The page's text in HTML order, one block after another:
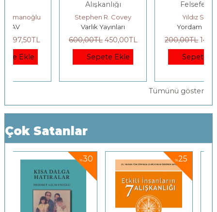
Stephen R. Covey
Varlık Yayınları
600 450,00TL
Sepete Ekle
Yordam Kitap
200 140,00TL
Sepete Ekle
Tümünü göster
Çok Satanlar
%25 %30